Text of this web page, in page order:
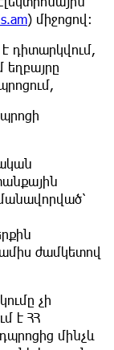
) միջոցով։
դիտարկվում,
եղբայրը
ժամկետով
չի
է ՀՀ
մինչև